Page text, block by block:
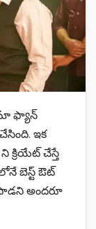
ఫ్యాన్
ఇక
క్రియేట్ చేస్తే
బెస్ట్ ఔట్
అందరూ